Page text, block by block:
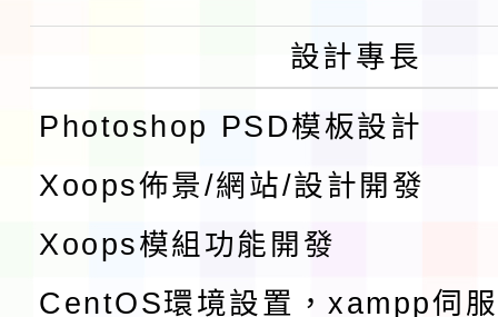
設計專長
Photoshop PSD模板設計
Xoops佈景/網站/設計開發
Xoops模組功能開發
CentOS環境設置，xampp伺